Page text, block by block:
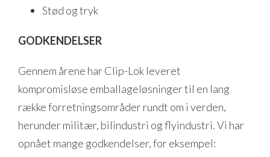
Stød og tryk
GODKENDELSER
Gennem årene har Clip-Lok leveret
kompromisløse emballageløsninger til en lang
række forretningsområder rundt om i verden,
herunder militær, bilindustri og flyindustri. Vi har
opnået mange godkendelser, for eksempel: